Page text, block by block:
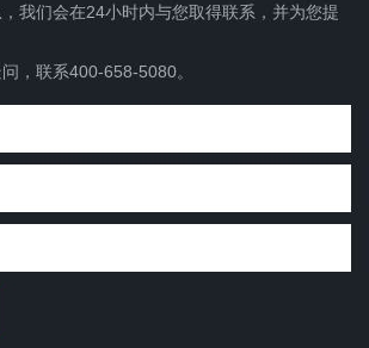
我们会在24小时内与您取得联系，并为您提
，联系400-658-5080。